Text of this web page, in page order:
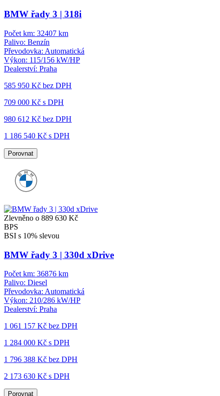
BMW řady 3 | 318i
Počet km: 32407 km
Palivo: Benzín
Převodovka: Automatická
Výkon: 115/156 kW/HP
Dealerství: Praha
585 950 Kč bez DPH
709 000 Kč s DPH
980 612 Kč bez DPH
1 186 540 Kč s DPH
Porovnat
Zlevněno o 889 630 Kč
BPS
BSI s 10% slevou
BMW řady 3 | 330d xDrive
Počet km: 36876 km
Palivo: Diesel
Převodovka: Automatická
Výkon: 210/286 kW/HP
Dealerství: Praha
1 061 157 Kč bez DPH
1 284 000 Kč s DPH
1 796 388 Kč bez DPH
2 173 630 Kč s DPH
Porovnat